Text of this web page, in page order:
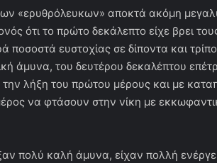
«ερυθρόλευκων» αποκτά ακόμη
ότι το πρώτο δεκάλεπτο είχε βρει
ποσοστά ευστοχίας σε δίποντα και
άμυνα, του δευτέρου δεκαλέπτου
λήξη του πρώτου μέρους και με
να φτάσουν στην νίκη με
πολύ καλή άμυνα, είχαν πολλή